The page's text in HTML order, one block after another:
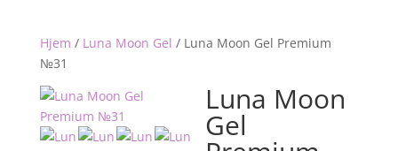
Hjem / Luna Moon Gel / Luna Moon Gel Premium
№31
Luna Moon
Gel